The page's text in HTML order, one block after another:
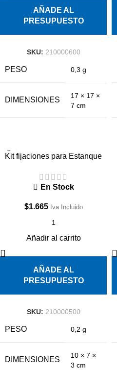
AÑADE AL
PRESUPUESTO
SKU: 210000600
PESO 0,3 g
DIMENSIONES
17 × 17 ×
7 cm
Kit fijaciones para Estanque
En Stock
$1.665 Iva Incluido
Añadir al carrito
AÑADE AL
PRESUPUESTO
SKU: 210000500
PESO 0,2 g
DIMENSIONES
10 × 7 ×
3 cm